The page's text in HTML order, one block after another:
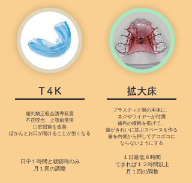
​Ｔ4Ｋ 拡大床
歯列矯正咬合誘導装置
不正咬合、上顎前突用
口腔習癖を改善
​ぽかんとお口が開けることが無くなる
プラスチック製の本体に、
ネジやワイヤーが付属
歯列の横幅を拡げて、
歯がきれいに並ぶスペースを作る
​歯を内側から押してデコボコに
ならないようにする
日中１時間と就寝時のみ
月１回の調整
１日最低８時間
できれば１２時間以上
​月１回の調整